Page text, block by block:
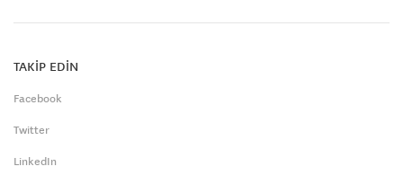
TAKİP EDİN
Facebook
Twitter
LinkedIn